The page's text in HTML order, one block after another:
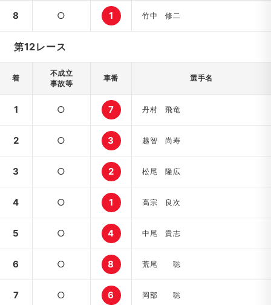
8 ○ 1 竹中 修二
第12レース
着
不成立
事故等
車番 選手名
1 ○ 7 丹村 飛竜
2 ○ 3 越智 尚寿
3 ○ 2 松尾 隆広
4 ○ 1 高宗 良次
5 ○ 4 中尾 貴志
6 ○ 8 荒尾 聡
7 ○ 6 岡部 聡